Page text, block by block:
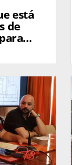
está
de